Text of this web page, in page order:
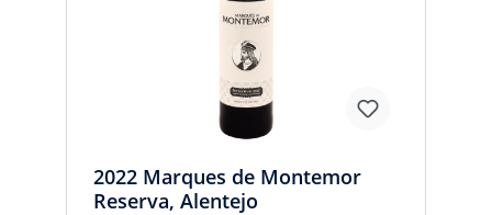
2022 Marques de Montemor
Reserva, Alentejo